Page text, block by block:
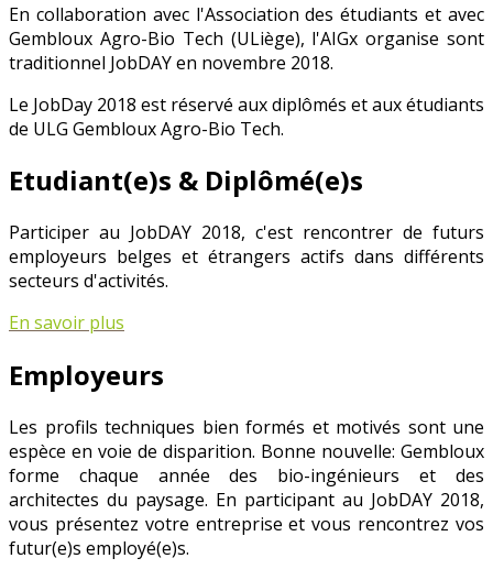
En collaboration avec l'Association des étudiants et avec
Gembloux Agro-Bio Tech (ULiège), l'AIGx organise sont
traditionnel JobDAY en novembre 2018.
Le JobDay 2018 est réservé aux diplômés et aux étudiants
de ULG Gembloux Agro-Bio Tech.
Etudiant(e)s & Diplômé(e)s
Participer au JobDAY 2018, c'est rencontrer de futurs
employeurs belges et étrangers actifs dans différents
secteurs d'activités.
En savoir plus
Employeurs
Les profils techniques bien formés et motivés sont une
espèce en voie de disparition. Bonne nouvelle: Gembloux
forme chaque année des bio-ingénieurs et des
architectes du paysage. En participant au JobDAY 2018,
vous présentez votre entreprise et vous rencontrez vos
futur(e)s employé(e)s.